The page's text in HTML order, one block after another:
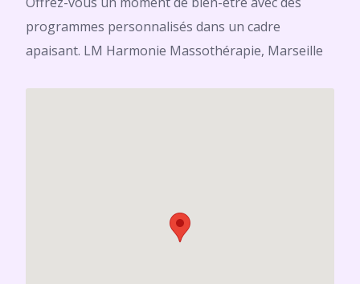
programmes personnalisés dans un cadre
apaisant. LM Harmonie Massothérapie, Marseille